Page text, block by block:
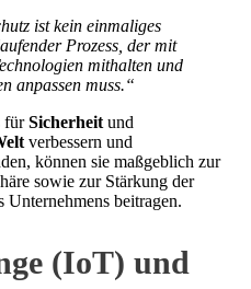
ist kein einmaliges
Prozess, der mit
mithalten und
anpassen muss.“
fürSicherheit und
verbessern und
können sie maßgeblich zur
sowie zur Stärkung der
beitragen.
(IoT) und